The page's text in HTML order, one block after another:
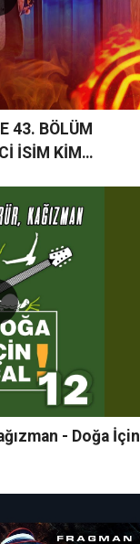
43. BÖLÜM
İSİM KİM
- Doğa İçin